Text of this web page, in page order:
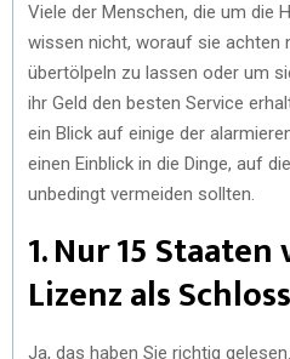
Viele der Menschen, die um die
wissen nicht, worauf sie achten
übertölpeln zu lassen oder um
ihr Geld den besten Service
ein Blick auf einige der
einen Einblick in die Dinge, auf
unbedingt vermeiden sollten.
1. Nur 15
Lizenz als
Ja, das haben Sie richtig